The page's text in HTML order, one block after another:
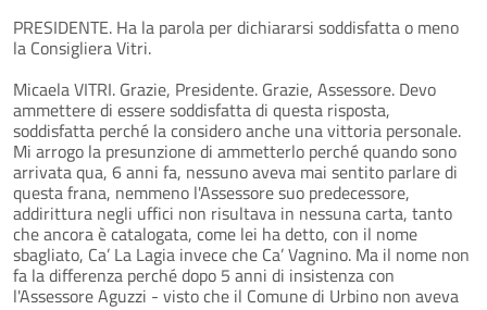
PRESIDENTE. Ha la parola per dichiararsi soddisfatta o meno
la Consigliera Vitri.
Micaela VITRI. Grazie, Presidente. Grazie, Assessore. Devo
ammettere di essere soddisfatta di questa risposta,
soddisfatta perché la considero anche una vittoria personale.
Mi arrogo la presunzione di ammetterlo perché quando sono
arrivata qua, 6 anni fa, nessuno aveva mai sentito parlare di
questa frana, nemmeno l'Assessore suo predecessore,
addirittura negli uffici non risultava in nessuna carta, tanto
che ancora è catalogata, come lei ha detto, con il nome
sbagliato, Ca’ La Lagia invece che Ca’ Vagnino. Ma il nome non
fa la differenza perché dopo 5 anni di insistenza con
l'Assessore Aguzzi - visto che il Comune di Urbino non aveva